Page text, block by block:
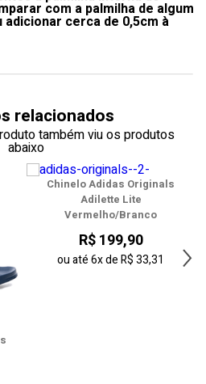
com a palmilha de algum
cerca de 0,5cm à
relacionados
também viu os produtos
abaixo
Chinelo Adidas Originals
Adilette Lite
Vermelho/Branco
R$ 199,90
ou até6xdeR$ 33,31